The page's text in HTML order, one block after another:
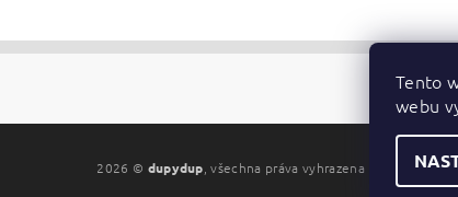
2026 © dupydup, všechna práva vyhrazena
Tento
webu